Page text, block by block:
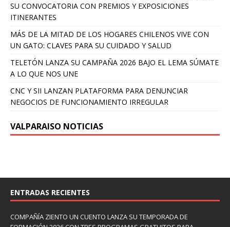
SU CONVOCATORIA CON PREMIOS Y EXPOSICIONES
ITINERANTES
MÁS DE LA MITAD DE LOS HOGARES CHILENOS VIVE CON
UN GATO: CLAVES PARA SU CUIDADO Y SALUD
TELETÓN LANZA SU CAMPAÑA 2026 BAJO EL LEMA SÚMATE
A LO QUE NOS UNE
CNC Y SII LANZAN PLATAFORMA PARA DENUNCIAR
NEGOCIOS DE FUNCIONAMIENTO IRREGULAR
VALPARAISO NOTICIAS
ENTRADAS RECIENTES
COMPAÑÍA ZIENTO UN CUENTO LANZA SU TEMPORADA DE